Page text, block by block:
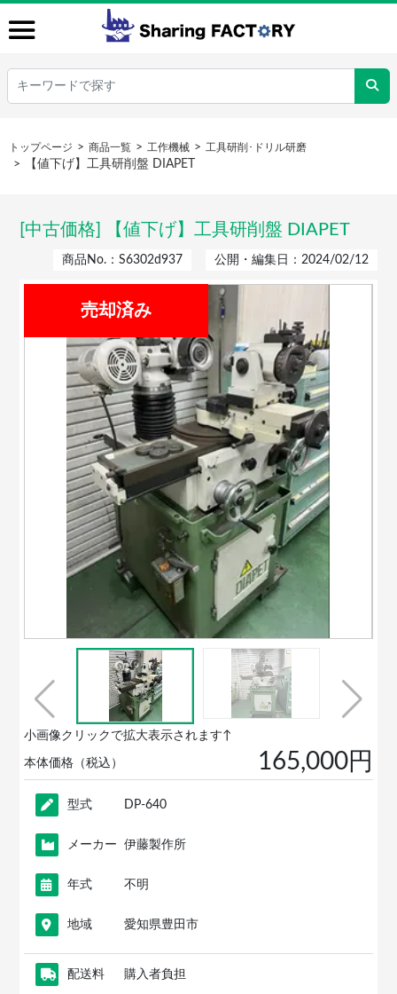
トップページ 商品一覧 工作機械 工具研削･ドリル研磨
【値下げ】工具研削盤 DIAPET
[中古価格] 【値下げ】工具研削盤 DIAPET
商品No.：S6302d937 公開・編集日：2024/02/12
売却済み
小画像クリックで拡大表示されます↑
本体価格（税込） 165,000円
型式 DP-640
メーカー 伊藤製作所
年式 不明
地域 愛知県豊田市
配送料 購入者負担